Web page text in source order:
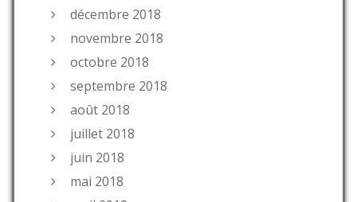
décembre 2018
novembre 2018
octobre 2018
septembre 2018
août 2018
juillet 2018
juin 2018
mai 2018